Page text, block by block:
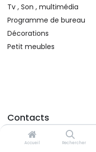
Accueil Rechercher
Tv , Son , multimédia
Programme de bureau
Décorations
Petit meubles
Contacts
296, Route d'Arlon
L-8010 Strassen